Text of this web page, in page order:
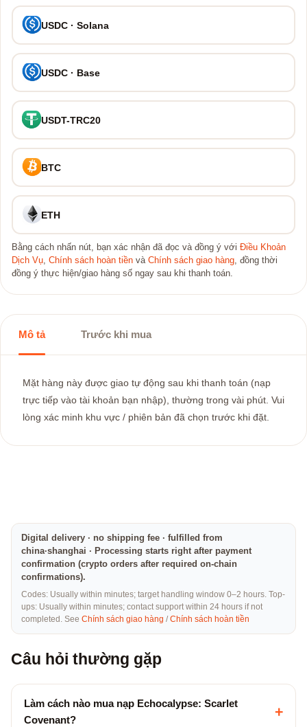
USDC · Solana
USDC · Base
USDT-TRC20
BTC
ETH
Bằng cách nhấn nút, bạn xác nhận đã đọc và đồng ý với Điều Khoản
Dịch Vụ, Chính sách hoàn tiền và Chính sách giao hàng, đồng thời
đồng ý thực hiện/giao hàng số ngay sau khi thanh toán.
Mô tả Trước khi mua
Mặt hàng này được giao tự động sau khi thanh toán (nạp
trực tiếp vào tài khoản bạn nhập), thường trong vài phút. Vui
lòng xác minh khu vực / phiên bản đã chọn trước khi đặt.
Digital delivery · no shipping fee · fulfilled from
china·shanghai · Processing starts right after payment
confirmation (crypto orders after required on-chain
confirmations).
Codes: Usually within minutes; target handling window 0–2 hours. Top-
ups: Usually within minutes; contact support within 24 hours if not
completed. See Chính sách giao hàng /Chính sách hoàn tiền
Câu hỏi thường gặp
Làm cách nào mua nạp Echocalypse: Scarlet
Covenant?
+